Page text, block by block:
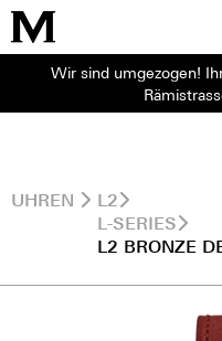
Wir sind umgezogen!
UHREN
L2
L-SERIES
L2 BRONZE